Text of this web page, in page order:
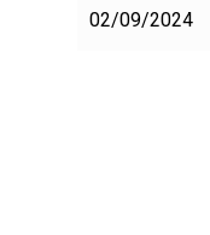
02/09/2024